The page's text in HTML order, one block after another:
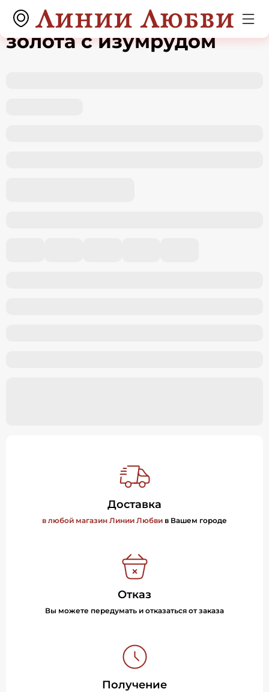
Серьги из красного
золота с изумрудом
Доставка
в любой магазин Линии Любви в Вашем городе
Отказ
Вы можете передумать и отказаться от заказа
Получение